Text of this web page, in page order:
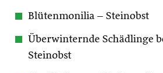
Blütenmonilia – Steinobst
Überwinternde Schädlinge
Steinobst